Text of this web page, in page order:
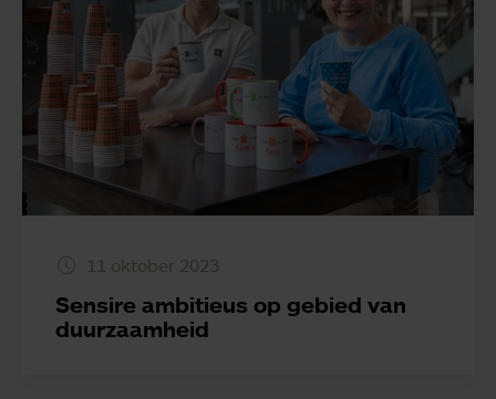
11 oktober 2023
Sensire ambitieus op gebied van
duurzaamheid